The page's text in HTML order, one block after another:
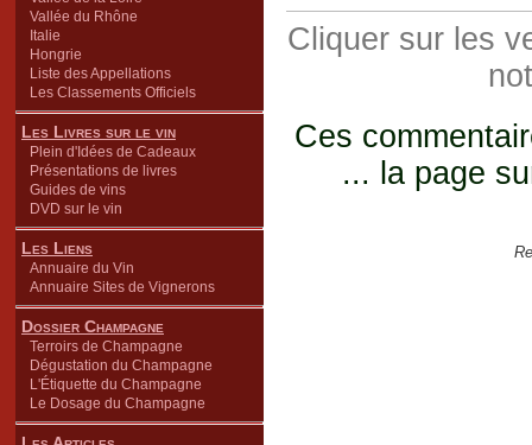
Vallée du Rhône
Italie
Hongrie
Liste des Appellations
Les Classements Officiels
Les Livres sur le vin
Plein d'Idées de Cadeaux
Présentations de livres
Guides de vins
DVD sur le vin
Les Liens
Annuaire du Vin
Annuaire Sites de Vignerons
Dossier Champagne
Terroirs de Champagne
Dégustation du Champagne
L'Étiquette du Champagne
Le Dosage du Champagne
Cliquer sur les
Ces
... la page